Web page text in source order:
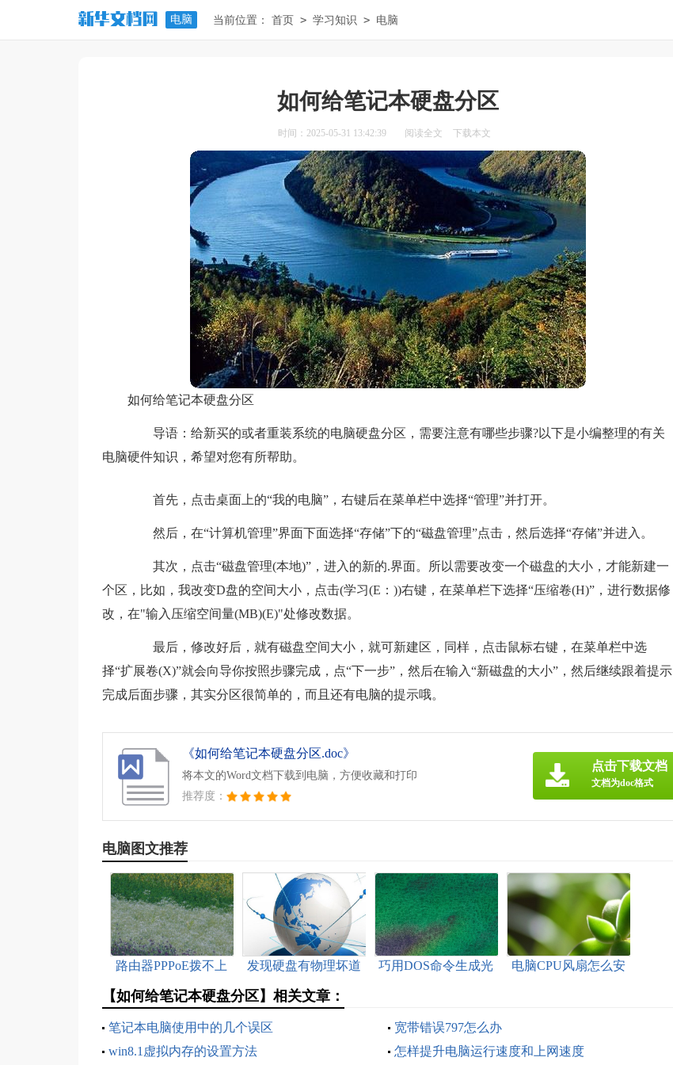
电脑 当前位置： 首页 > 学习知识 > 电脑
如何给笔记本硬盘分区
时间：2025-05-31 13:42:39 阅读全文 下载本文
如何给笔记本硬盘分区
导语：给新买的或者重装系统的电脑硬盘分区，需要注意有哪些步骤?以下是小编整理的有关
电脑硬件知识，希望对您有所帮助。
首先，点击桌面上的“我的电脑”，右键后在菜单栏中选择“管理”并打开。
然后，在“计算机管理”界面下面选择“存储”下的“磁盘管理”点击，然后选择“存储”并进入。
其次，点击“磁盘管理(本地)”，进入的新的.界面。所以需要改变一个磁盘的大小，才能新建一
个区，比如，我改变D盘的空间大小，点击(学习(E：))右键，在菜单栏下选择“压缩卷(H)”，进行数据修
改，在"输入压缩空间量(MB)(E)"处修改数据。
最后，修改好后，就有磁盘空间大小，就可新建区，同样，点击鼠标右键，在菜单栏中选
择“扩展卷(X)”就会向导你按照步骤完成，点“下一步”，然后在输入“新磁盘的大小”，然后继续跟着提示
完成后面步骤，其实分区很简单的，而且还有电脑的提示哦。
《如何给笔记本硬盘分区.doc》
将本文的Word文档下载到电脑，方便收藏和打印
推荐度：
点击下载文档
文档为doc格式
电脑图文推荐
路由器PPPoE拨不上
发现硬盘有物理坏道
巧用DOS命令生成光
电脑CPU风扇怎么安
【如何给笔记本硬盘分区】相关文章：
笔记本电脑使用中的几个误区
宽带错误797怎么办
win8.1虚拟内存的设置方法
怎样提升电脑运行速度和上网速度